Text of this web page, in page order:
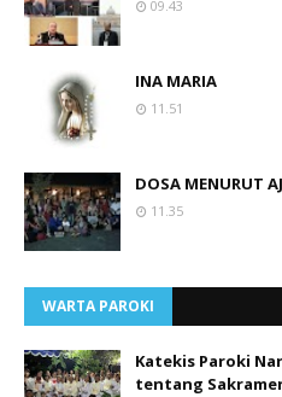
09.43
INA MARIA
11.51
DOSA MENURUT
11.35
WARTA PAROKI
Katekis Paroki
tentang